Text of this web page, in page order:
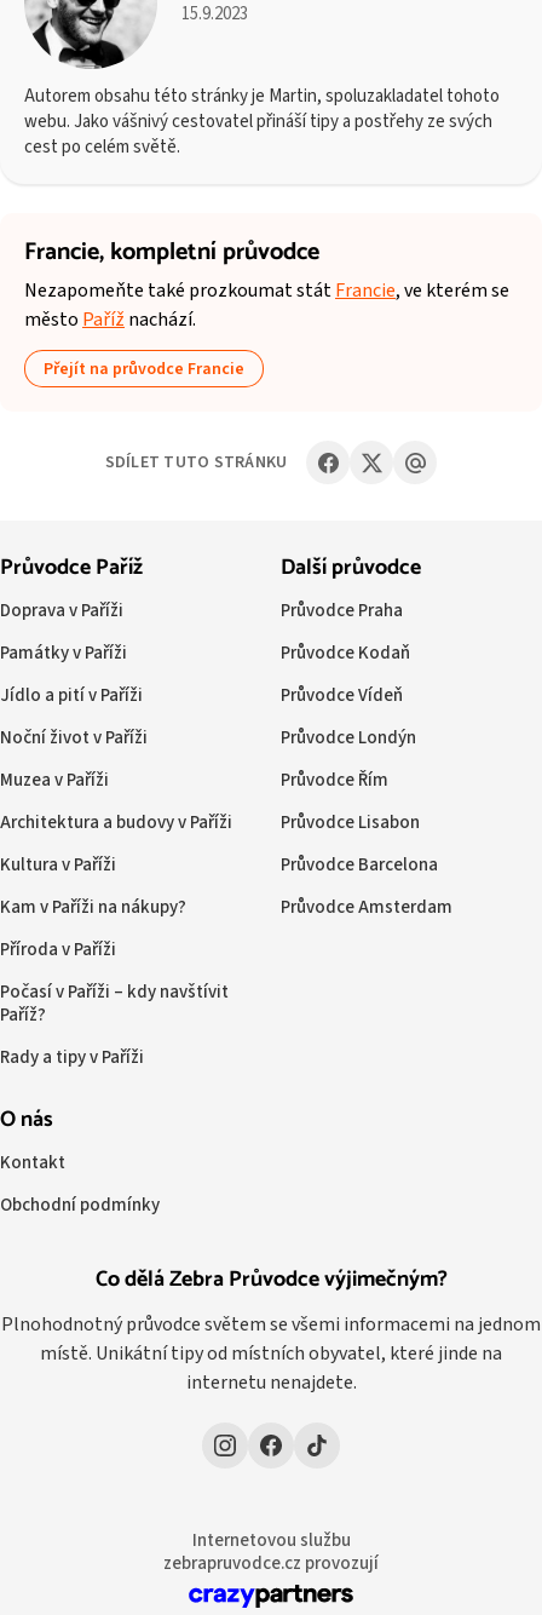
15.9.2023
Autorem obsahu této stránky je Martin, spoluzakladatel tohoto
webu. Jako vášnivý cestovatel přináší tipy a postřehy ze svých
cest po celém světě.
Francie,kompletní průvodce
Nezapomeňte také prozkoumat státFrancie, ve kterém se
město Paříž nachází.
Přejít na průvodce Francie
SDÍLET TUTO STRÁNKU
Co dělá Zebra Průvodce výjimečným?
Plnohodnotný průvodce světem se všemi informacemi na jednom
místě. Unikátní tipy od místních obyvatel, které jinde na
internetu nenajdete.
Průvodce Paříž
Doprava v Paříži
Památky v Paříži
Jídlo a pití v Paříži
Noční život v Paříži
Muzea v Paříži
Architektura a budovy v Paříži
Kultura v Paříži
Kam v Paříži na nákupy?
Příroda v Paříži
Počasí v Paříži – kdy navštívit
Paříž?
Rady a tipy v Paříži
Další průvodce
Průvodce Praha
Průvodce Kodaň
Průvodce Vídeň
Průvodce Londýn
Průvodce Řím
Průvodce Lisabon
Průvodce Barcelona
Průvodce Amsterdam
O nás
Kontakt
Obchodní podmínky
Internetovou službu
zebrapruvodce.cz provozují